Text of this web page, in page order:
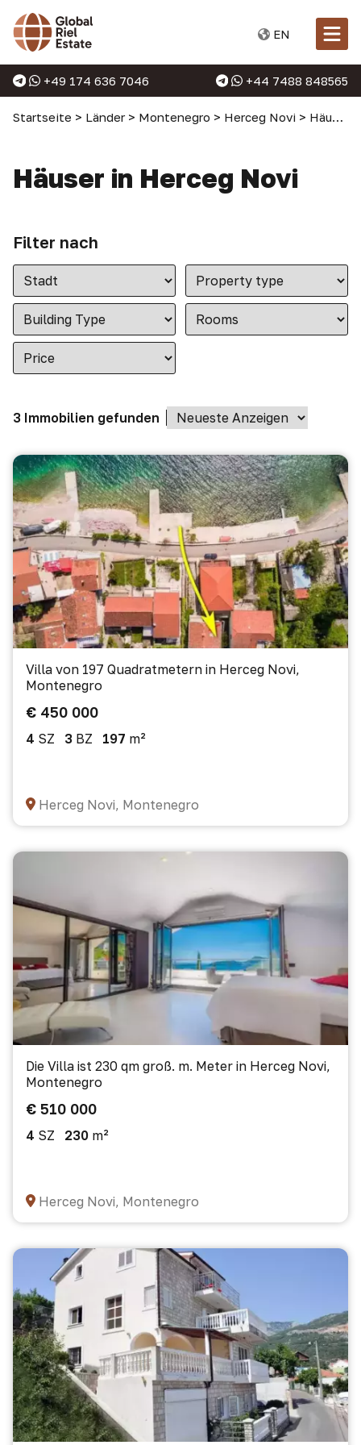
EN
+49 174 636 7046 +44 7488 848565
Startseite > Länder > Montenegro > Herceg Novi > Häuser in Herceg Novi
Häuser in Herceg Novi
Filter nach
3 Immobilien gefunden
Villa von 197 Quadratmetern in Herceg Novi,
Montenegro
€ 450 000
4 SZ 3 BZ 197 m²
Herceg Novi, Montenegro
Die Villa ist 230 qm groß. m. Meter in Herceg Novi,
Montenegro
€ 510 000
4 SZ 230 m²
Herceg Novi, Montenegro